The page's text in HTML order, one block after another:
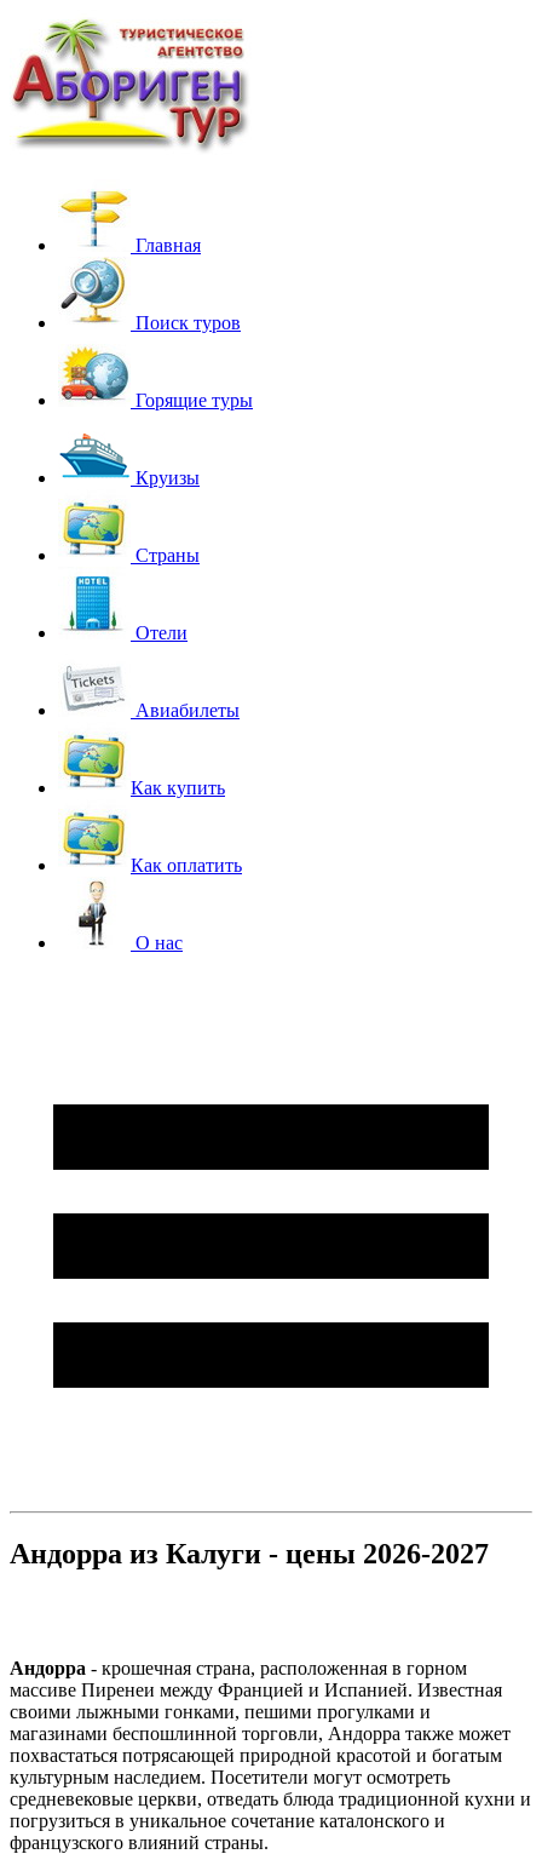
Главная
Поиск туров
Горящие туры
Круизы
Страны
Отели
Авиабилеты
Как купить
Как оплатить
О нас
Андорра из Калуги - цены 2026-2027
Андорра - крошечная страна, расположенная в горном
массиве Пиренеи между Францией и Испанией. Известная
своими лыжными гонками, пешими прогулками и
магазинами беспошлинной торговли, Андорра также может
похвастаться потрясающей природной красотой и богатым
культурным наследием. Посетители могут осмотреть
средневековые церкви, отведать блюда традиционной кухни и
погрузиться в уникальное сочетание каталонского и
французского влияний страны.